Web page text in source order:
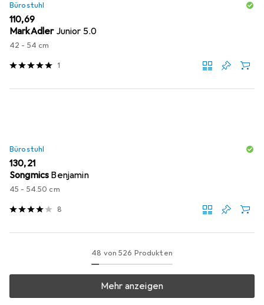
Bürostuhl
EUR
110,69
MarkAdler Junior 5.0
42 - 54 cm
1
Bürostuhl
EUR
130,21
Songmics Benjamin
45 - 54.50 cm
8
48 von 526 Produkten
Mehr anzeigen